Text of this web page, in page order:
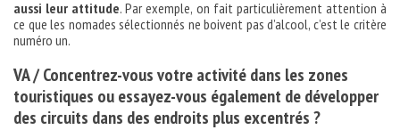
aussi leur attitude. Par exemple, on fait particulièrement attention à
ce que les nomades sélectionnés ne boivent pas d’alcool, c’est le critère
numéro un.
VA / Concentrez-vous votre activité dans les zones
touristiques ou essayez-vous également de développer
des circuits dans des endroits plus excentrés ?